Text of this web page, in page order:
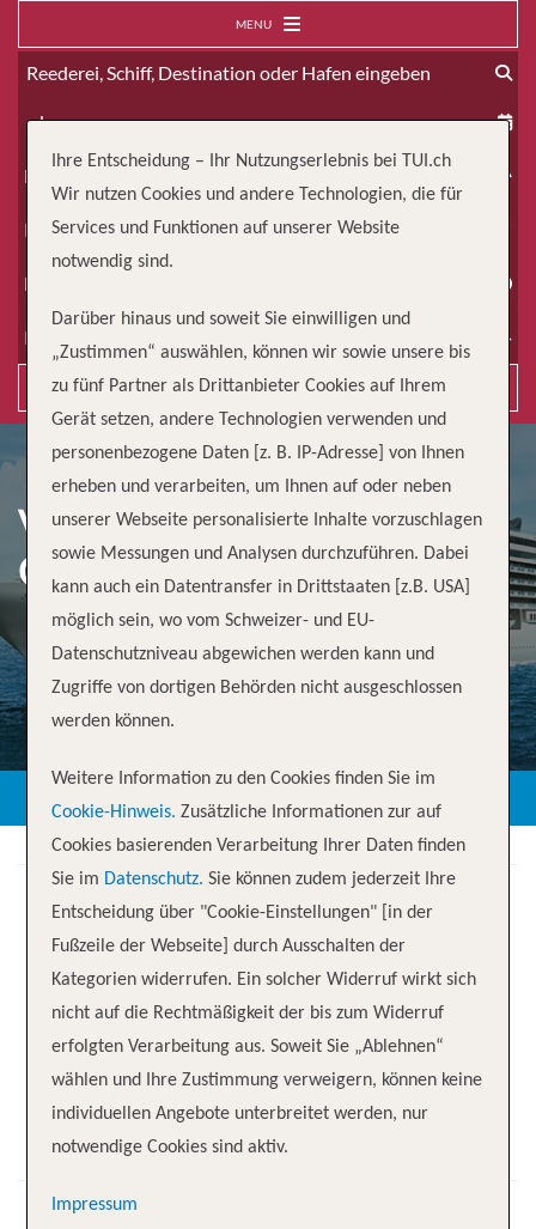
MENU
ab
Erwachsene
Kinder
Dauer
Reiseart
Suchen
VON MIAMI NACH
GALVESTON
ZURÜCK
Ihre Kreuzfahrt
15 NächteSeven Seas Splendor
Abfahrt
15.11.2026
Ihre Entscheidung – Ihr Nutzungserlebnis bei TUI.ch
Wir nutzen Cookies und andere Technologien, die für
Services und Funktionen auf unserer Website
notwendig sind.
Darüber hinaus und soweit Sie einwilligen und
„Zustimmen“ auswählen, können wir sowie unsere bis
zu fünf Partner als Drittanbieter Cookies auf Ihrem
Gerät setzen, andere Technologien verwenden und
personenbezogene Daten [z. B. IP-Adresse] von Ihnen
erheben und verarbeiten, um Ihnen auf oder neben
unserer Webseite personalisierte Inhalte vorzuschlagen
sowie Messungen und Analysen durchzuführen. Dabei
kann auch ein Datentransfer in Drittstaaten [z.B. USA]
möglich sein, wo vom Schweizer- und EU-
Datenschutzniveau abgewichen werden kann und
Zugriffe von dortigen Behörden nicht ausgeschlossen
werden können.
Weitere Information zu den Cookies finden Sie im
Cookie-Hinweis. Zusätzliche Informationen zur auf
Cookies basierenden Verarbeitung Ihrer Daten finden
Sie im Datenschutz. Sie können zudem jederzeit Ihre
Entscheidung über "Cookie-Einstellungen" [in der
Fußzeile der Webseite] durch Ausschalten der
Kategorien widerrufen. Ein solcher Widerruf wirkt sich
nicht auf die Rechtmäßigkeit der bis zum Widerruf
erfolgten Verarbeitung aus. Soweit Sie „Ablehnen“
wählen und Ihre Zustimmung verweigern, können keine
individuellen Angebote unterbreitet werden, nur
notwendige Cookies sind aktiv.
Impressum